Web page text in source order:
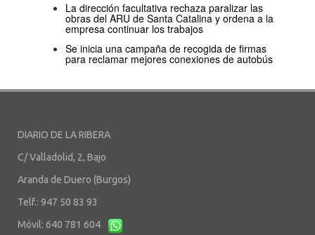
La dirección facultativa rechaza paralizar las
obras del ARU de Santa Catalina y ordena a la
empresa continuar los trabajos
Se inicia una campaña de recogida de firmas
para reclamar mejores conexiones de autobús
DIARIO DE LA RIBERA
C/ Valladolid, 2, Bajo
Aranda de Duero (Burgos)
Telf.: 947 50 83 93
Móvil: 640 781 604